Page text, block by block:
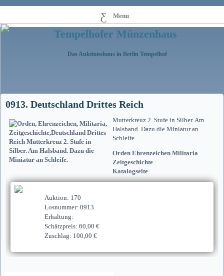
Menu
Tempelhofer Münzenhaus
Das Auktionshaus in Berlin Tempelhof
0913. Deutschland Drittes Reich
Mutterkreuz 2. Stufe in Silber. Am
Halsband. Dazu die Miniatur an
Schleife.
Orden Ehrenzeichen Militaria
Zeitgeschichte
Katalogseite
Auktion: 170
Losnummer: 0913
Erhaltung:
Schätzpreis: 60,00 €
Zuschlag: 100,00 €